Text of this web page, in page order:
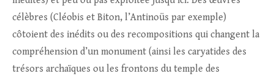
célèbres (Cléobis et Biton, l’Antinoüs par exemple)
côtoient des inédits ou des recompositions qui changent la
compréhension d’un monument (ainsi les caryatides des
trésors archaïques ou les frontons du temple des